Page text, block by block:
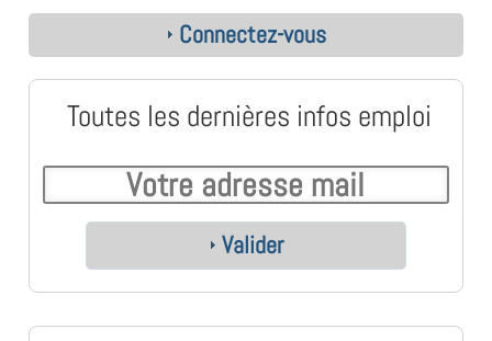
Connectez-vous
Toutes les dernières infos emploi
Valider